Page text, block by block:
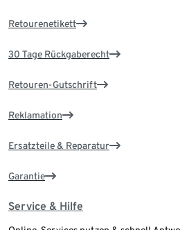
Retourenetikett
30 Tage Rückgaberecht
Retouren-Gutschrift
Reklamation
Ersatzteile & Reparatur
Garantie
Service & Hilfe